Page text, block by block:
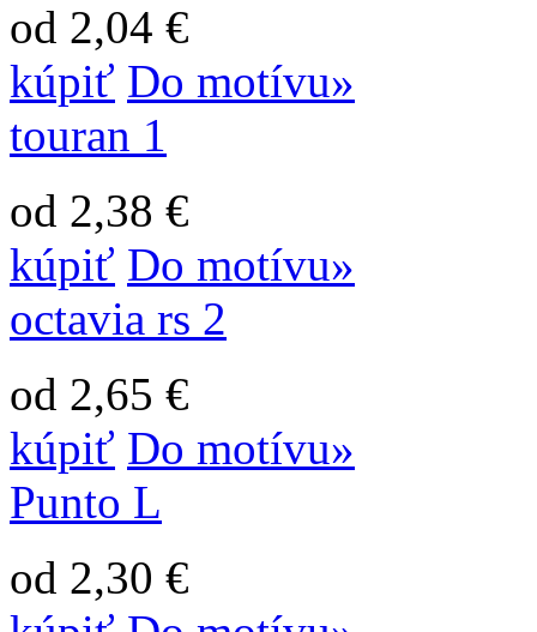
od 2,04 €
kúpiť Do motívu»
touran 1
od 2,38 €
kúpiť Do motívu»
octavia rs 2
od 2,65 €
kúpiť Do motívu»
Punto L
od 2,30 €